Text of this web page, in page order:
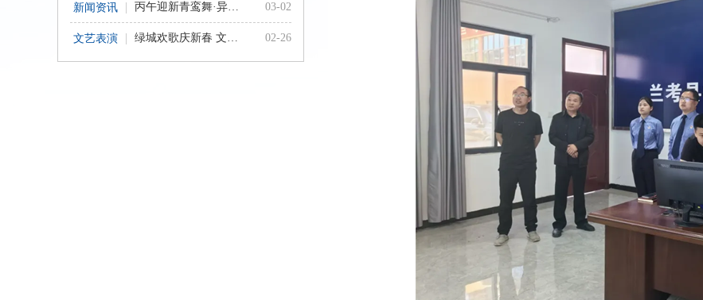
新闻资讯 丙午迎新青鸾舞·异域使者踏春来 03-02
文艺表演 绿城欢歌庆新春 文化惠民暖人心 02-26